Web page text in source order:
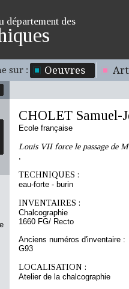
département des
sur : Oeuvres
CHOLET Samuel-
Ecole française
Louis VII force le passage de
,
TECHNIQUES :
eau-forte - burin
INVENTAIRES :
Chalcographie
1660 FG/ Recto
Anciens numéros d'inventaire :
G93
LOCALISATION :
Atelier de la chalcographie